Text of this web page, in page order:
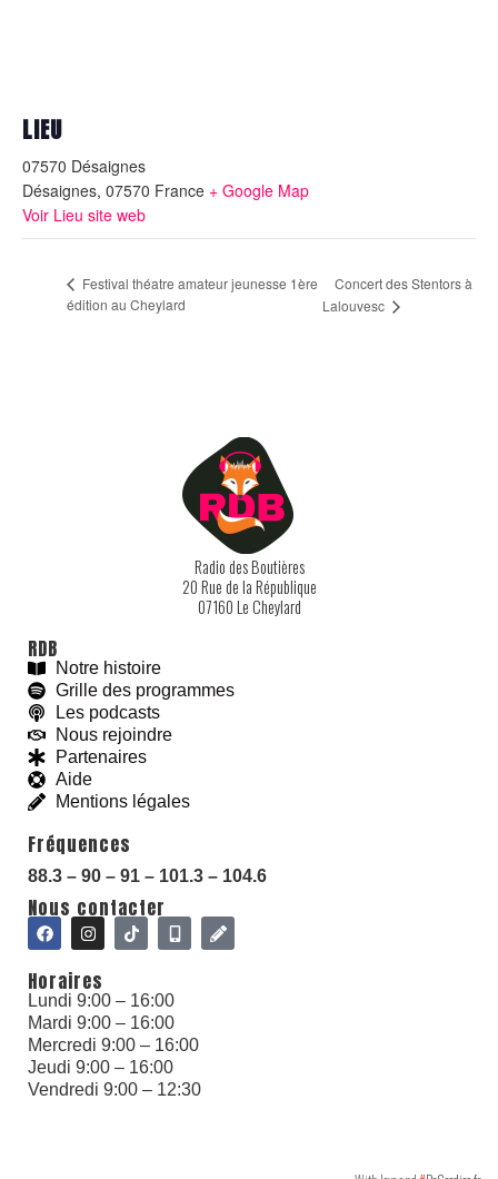
With love and
LIEU
07570 Désaignes
Désaignes, 07570 France + Google Map
Voir Lieu site web
Festival théatre amateur jeunesse 1ère
édition au Cheylard
Concert des Stentors à
Lalouvesc
Radio des Boutières
20 Rue de la République
07160 Le Cheylard
RDB
Notre histoire
Grille des programmes
Les podcasts
Nous rejoindre
Partenaires
Aide
Mentions légales
Fréquences
88.3 – 90 – 91 – 101.3 – 104.6
Nous contacter
Horaires
Lundi 9:00 – 16:00
Mardi 9:00 – 16:00
Mercredi 9:00 – 16:00
Jeudi 9:00 – 16:00
Vendredi 9:00 – 12:30